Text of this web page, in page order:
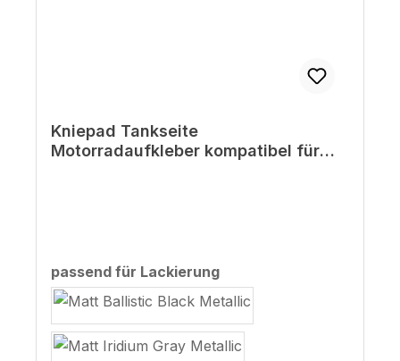
Kniepad Tankseite
Motorradaufkleber kompatibel für
passend für Lackierungauswählen